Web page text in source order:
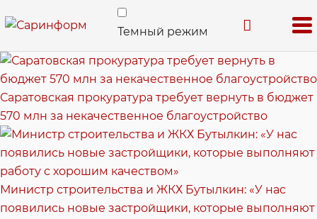
Темный режим
Саратовская прокуратура требует вернуть в бюджет
570 млн за некачественное благоустройство
Министр строительства и ЖКХ Бутылкин: «У нас
появились новые застройщики, которые выполняют